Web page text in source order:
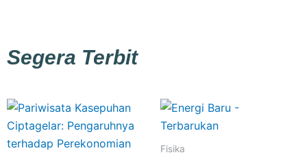
Segera Terbit
Fisika